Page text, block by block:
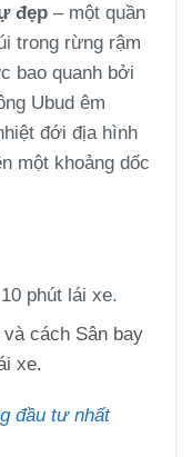
đẹp– một quần
trong rừng rậm
bao quanh bởi
Ubud êm
đới địa hình
một khoảng dốc
phút lái xe.
cách Sân bay
xe.
đầu tư nhất